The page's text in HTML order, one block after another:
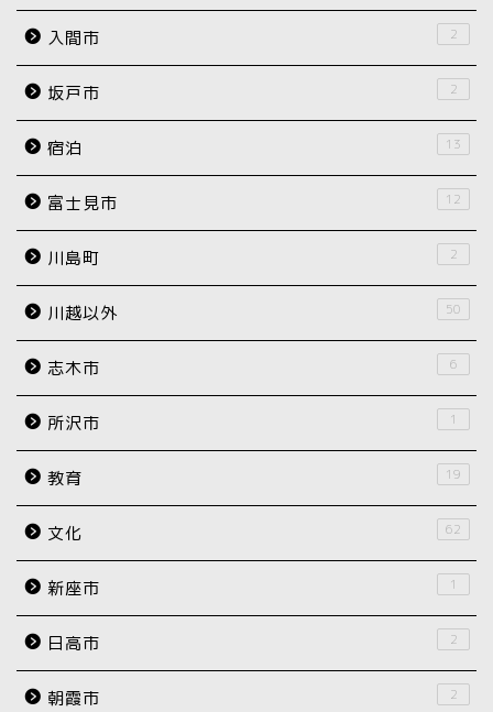
入間市 2
坂戸市 2
宿泊 13
富士見市 12
川島町 2
川越以外 50
志木市 6
所沢市 1
教育 19
文化 62
新座市 1
日高市 2
朝霞市 2